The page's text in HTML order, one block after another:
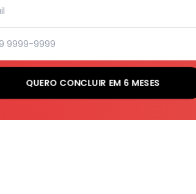
QUERO CONCLUIR EM 6 MESES